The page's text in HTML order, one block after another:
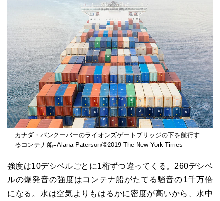
カナダ・バンクーバーのライオンズゲートブリッジの下を航行す
るコンテナ船=Alana Paterson/©2019 The New York Times
強度は10デシベルごとに1桁ずつ違ってくる。260デシベ
ルの爆発音の強度はコンテナ船がたてる騒音の1千万倍
になる。水は空気よりもはるかに密度が高いから、水中